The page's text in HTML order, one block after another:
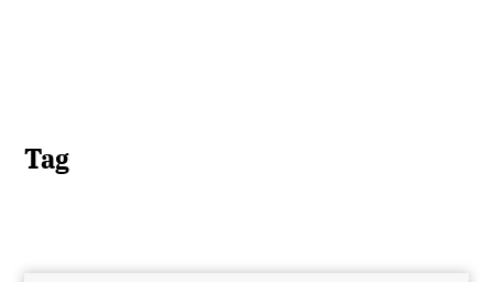
Tag